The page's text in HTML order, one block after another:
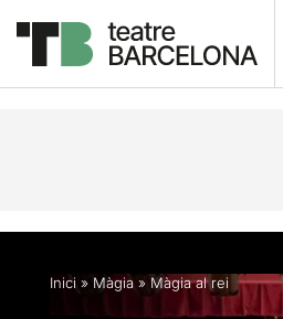
Descripció Fitxa artística
Inici » Màgia» Màgia al rei